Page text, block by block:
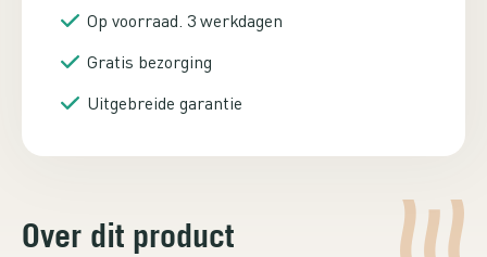
Op voorraad. 3 werkdagen
Gratis bezorging
Uitgebreide garantie
Over dit product